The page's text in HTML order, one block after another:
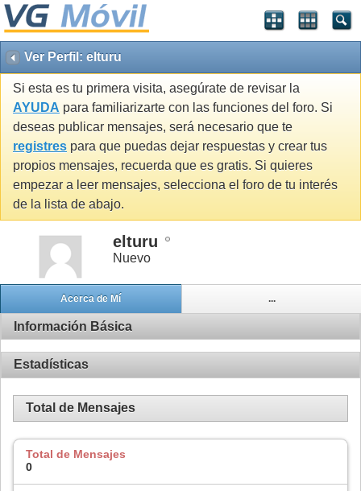
Ver Perfil: elturu
Si esta es tu primera visita, asegúrate de revisar la
AYUDA para familiarizarte con las funciones del foro. Si
deseas publicar mensajes, será necesario que te
registres para que puedas dejar respuestas y crear tus
propios mensajes, recuerda que es gratis. Si quieres
empezar a leer mensajes, selecciona el foro de tu interés
de la lista de abajo.
elturu
Nuevo
Acerca de Mí ...
Información Básica
Estadísticas
Total de Mensajes
Total de Mensajes
0